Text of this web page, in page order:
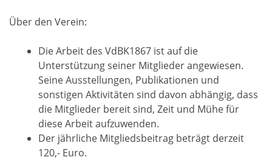
Über den Verein:
Die Arbeit des VdBK1867 ist auf die
Unterstützung seiner Mitglieder angewiesen.
Seine Ausstellungen, Publikationen und
sonstigen Aktivitäten sind davon abhängig, dass
die Mitglieder bereit sind, Zeit und Mühe für
diese Arbeit aufzuwenden.
Der jährliche Mitgliedsbeitrag beträgt derzeit
120,- Euro.